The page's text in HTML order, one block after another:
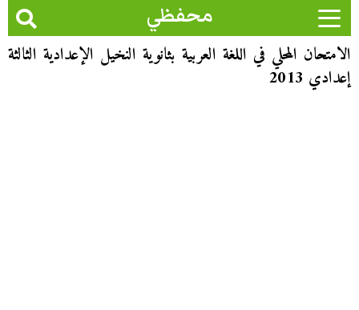
محفظي
الامتحان المحلي في اللغة العربية بثانوية النخيل الإعدادية الثالثة
إعدادي 2013